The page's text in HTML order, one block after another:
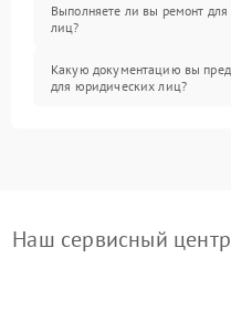
Выполняете ли вы ремонт
лиц?
Какую документацию вы
для юридических лиц?
Наш сервисный